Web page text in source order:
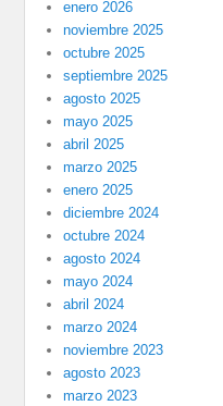
enero 2026
noviembre 2025
octubre 2025
septiembre 2025
agosto 2025
mayo 2025
abril 2025
marzo 2025
enero 2025
diciembre 2024
octubre 2024
agosto 2024
mayo 2024
abril 2024
marzo 2024
noviembre 2023
agosto 2023
marzo 2023